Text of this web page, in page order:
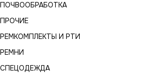
ПОЧВООБРАБОТКА
ПРОЧИЕ
РЕМКОМПЛЕКТЫ И РТИ
РЕМНИ
СПЕЦОДЕЖДА